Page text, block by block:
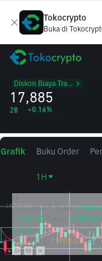
Tokocrypto
Buka di
USDT TetherUS
Diskon Biaya Trading
17,885
28 +0.16%
Grafik Buku Order
1H
2026/08/07 Buka:
17835.00
17885.00
0.28%
MA(7):
17908.57